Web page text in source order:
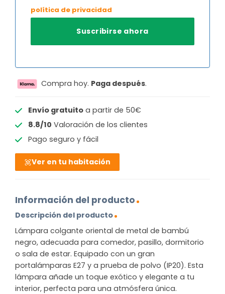
política de privacidad
Compra hoy. Paga después.
Envío gratuitoa partir de 50€
8.8/10 Valoración de los clientes
Pago seguro y fácil
Ver en tu habitación
Información del producto
Descripción del producto
Lámpara colgante oriental de metal de bambú
negro, adecuada para comedor, pasillo, dormitorio
o sala de estar. Equipado con un gran
portalámparas E27 y a prueba de polvo (IP20). Esta
lámpara añade un toque exótico y elegante a tu
interior, perfecta para una atmósfera única.